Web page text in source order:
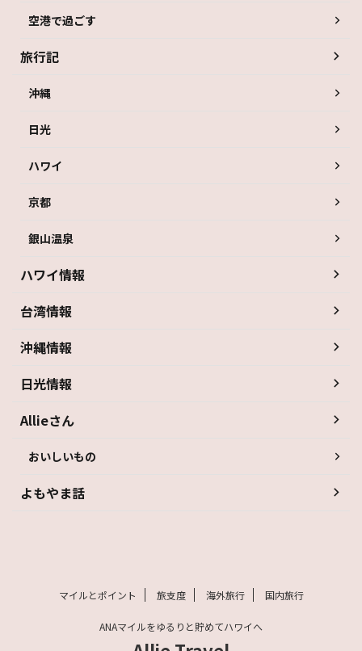
空港で過ごす
旅行記
沖縄
日光
ハワイ
京都
銀山温泉
ハワイ情報
台湾情報
沖縄情報
日光情報
Allieさん
おいしいもの
よもやま話
マイルとポイント 旅支度 海外旅行 国内旅行
ANAマイルをゆるりと貯めてハワイへ